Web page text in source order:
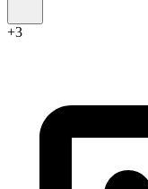
+3